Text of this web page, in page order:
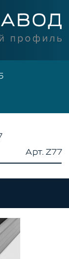
Арт. Z77